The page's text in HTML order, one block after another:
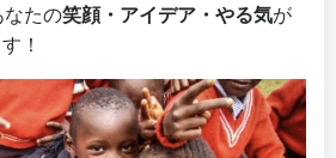
たの笑顔・アイデア・やる気が
！